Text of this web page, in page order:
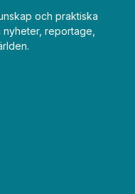
och praktiska
reportage,